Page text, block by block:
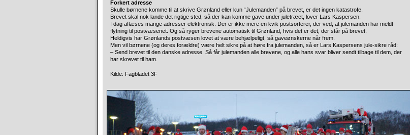
Forkert adresse
Skulle børnene komme til at skrive Grønland eller kun “Julemanden” på brevet, er det ingen katastrofe.
Brevet skal nok lande det rigtige sted, så der kan komme gave under juletræet, lover Lars Kaspersen.
I dag aflæses mange adresser elektronisk. Der er ikke mere en kvik postsorterer, der ved, at julemanden har meldt
flytning til postvæsenet. Og så ryger brevene automatisk til Grønland, hvis det er det, der står på brevet.
Heldigvis har Grønlands postvæsen lovet at være behjælpeligt, så gaveønskerne når frem.
Men vil børnene (og deres forældre) være helt sikre på at høre fra julemanden, så er Lars Kaspersens jule-sikre råd:
– Send brevet til den danske adresse. Så får julemanden alle brevene, og alle hans svar bliver sendt tilbage til dem, der
har skrevet til ham.
Kilde: Fagbladet 3F